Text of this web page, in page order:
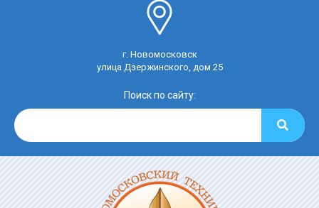
г. Новомосковск
улица Дзержинского, дом 25
Поиск по сайту: